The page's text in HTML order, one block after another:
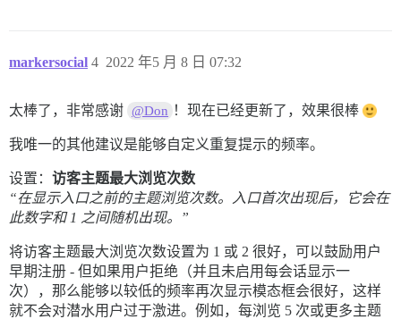
markersocial 2022 年5 月 8 日 07:32
4
太棒了，非常感谢 @Don ！现在已经更新了，效果很棒
我唯一的其他建议是能够自定义重复提示的频率。
设置： 访客主题最大浏览次数
“在显示入口之前的主题浏览次数。入口首次出现后，它会在
此数字和 1 之间随机出现。”
将访客主题最大浏览次数设置为 1 或 2 很好，可以鼓励用户
早期注册 - 但如果用户拒绝（并且未启用每会话显示一
次），那么能够以较低的频率再次显示模态框会很好，这样
就不会对潜水用户过于激进。例如，每浏览 5 次或更多主题